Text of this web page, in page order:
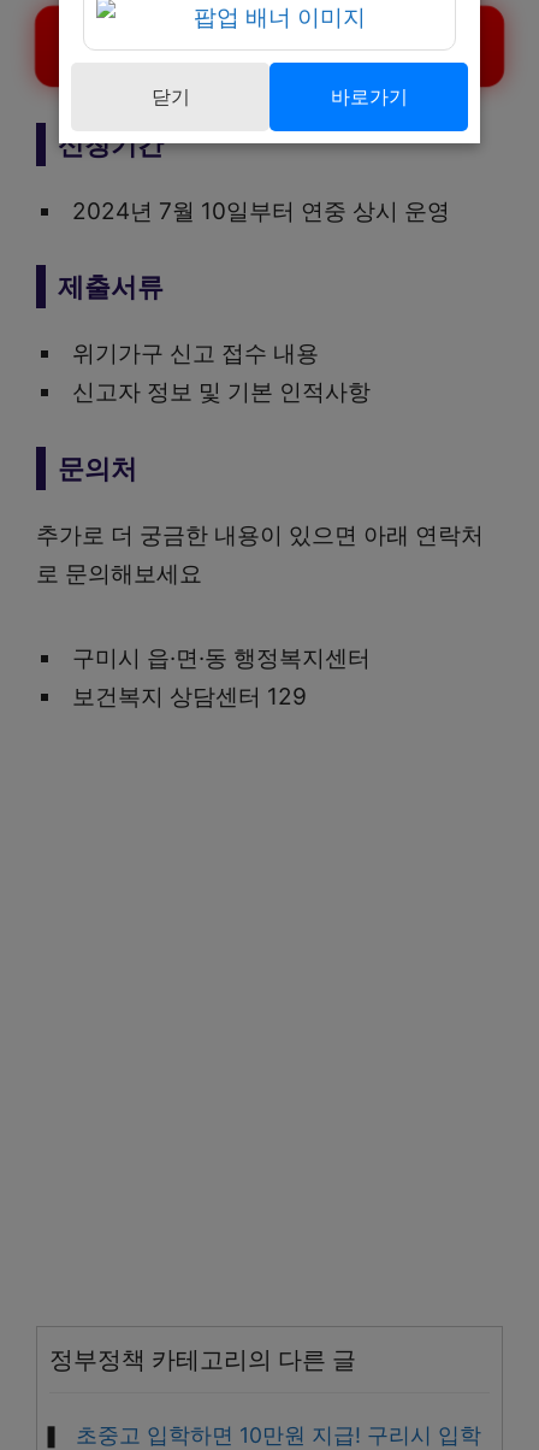
구미 복지 위기가구 신고하기
신청기간
2024년 7월 10일부터 연중 상시 운영
제출서류
위기가구 신고 접수 내용
신고자 정보 및 기본 인적사항
문의처
추가로 더 궁금한 내용이 있으면 아래 연락처
로 문의해보세요
구미시 읍·면·동 행정복지센터
보건복지 상담센터 129
정부정책 카테고리의 다른 글
초중고 입학하면 10만원 지급! 구리시 입학
닫기 바로가기